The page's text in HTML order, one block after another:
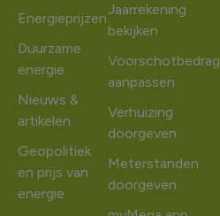
Energieprijzen
Duurzame
energie
Nieuws &
artikelen
Geopolitiek
en prijs van
energie
Jaarrekening
bekijken
Voorschotbedrag
aanpassen
Verhuizing
doorgeven
Meterstanden
doorgeven